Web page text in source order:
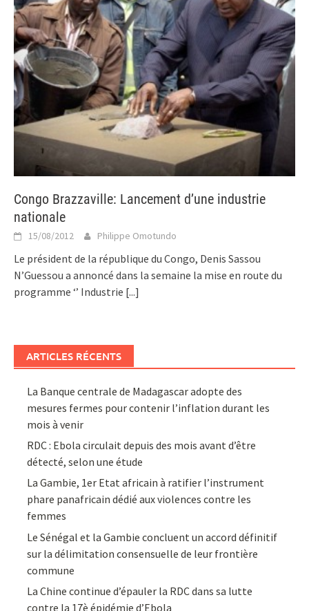
Congo Brazzaville: Lancement d’une industrie
nationale
15/08/2012 Philippe Omotundo
Le président de la république du Congo, Denis Sassou
N’Guessou a annoncé dans la semaine la mise en route du
programme ‘’ Industrie [...]
ARTICLES RÉCENTS
La Banque centrale de Madagascar adopte des
mesures fermes pour contenir l’inflation durant les
mois à venir
RDC : Ebola circulait depuis des mois avant d’être
détecté, selon une étude
La Gambie, 1er Etat africain à ratifier l’instrument
phare panafricain dédié aux violences contre les
femmes
Le Sénégal et la Gambie concluent un accord définitif
sur la délimitation consensuelle de leur frontière
commune
La Chine continue d’épauler la RDC dans sa lutte
contre la 17è épidémie d’Ebola